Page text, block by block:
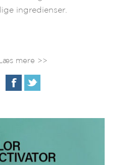
ingredienser.
Læs mere >>